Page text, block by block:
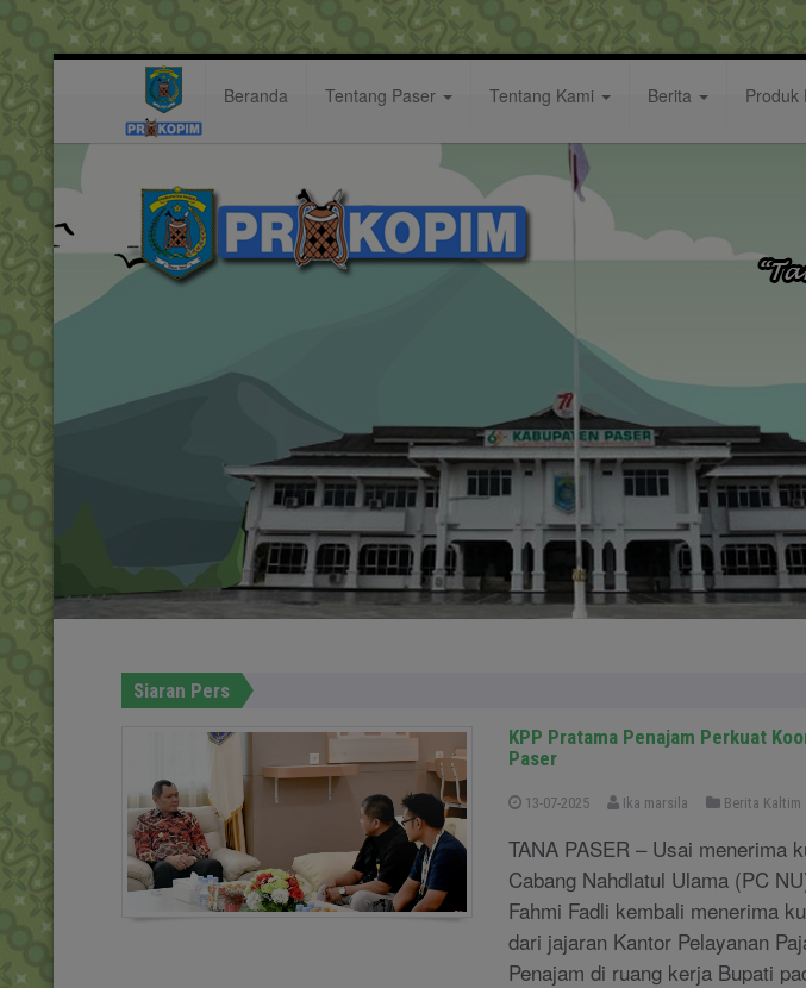
Beranda Tentang Paser Tentang Kami Berita Produk
Hastag:
Siaran Pers
KPP Pratama Penajam Perkuat
Paser
13-07-2025 Ika marsila Berita Kaltim
TANA PASER – Usai menerima
Cabang Nahdlatul Ulama (PC
Fahmi Fadli kembali menerima
dari jajaran Kantor Pelayanan
Penajam di ruang kerja Bupati